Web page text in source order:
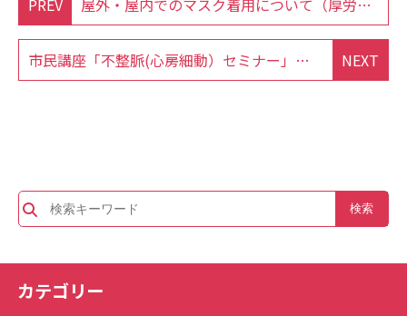
PREV 屋外・屋内でのマスク着用について（厚労省と医師会より通達）
NEXT
市民講座「不整脈(心房細動）セミナー」の開催のお知らせ
カテゴリー